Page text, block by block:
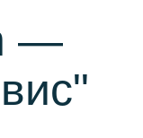
—